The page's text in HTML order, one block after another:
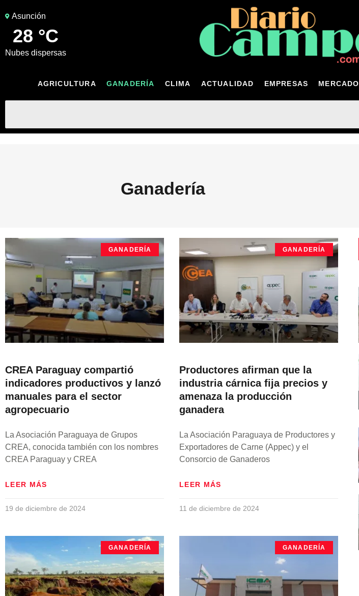
Asunción
28 °C
nubes dispersas
AGRICULTURA GANADERÍA CLIMA ACTUALIDAD EMPRESAS MERCADO
Ganadería
GANADERÍA
CREA Paraguay compartió
indicadores productivos y lanzó
manuales para el sector
agropecuario
La Asociación Paraguaya de Grupos
CREA, conocida también con los nombres
CREA Paraguay y CREA
LEER MÁS
19 de diciembre de 2024
GANADERÍA
Productores afirman que la
industria cárnica fija precios y
amenaza la producción
ganadera
La Asociación Paraguaya de Productores y
Exportadores de Carne (Appec) y el
Consorcio de Ganaderos
LEER MÁS
11 de diciembre de 2024
GANADERÍA GANADERÍA